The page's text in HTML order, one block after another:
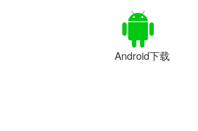
Android下载